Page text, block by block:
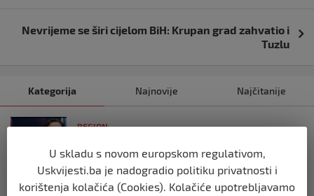
Nevrijeme se širi cijelom BiH: Krupan grad zahvatio i
Tuzlu
Kategorija Najnovije Najčitanije
REGION
referenduma
prije 10 mjeseci
U skladu s novom europskom regulativom,
Uskvijesti.ba je nadogradio politiku privatnosti i
korištenja kolačića (Cookies). Kolačiće upotrebljavamo